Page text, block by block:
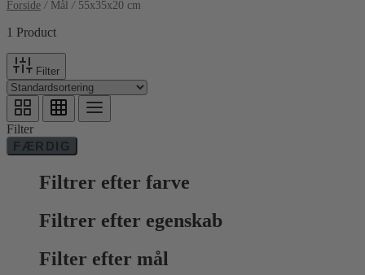
Forside /Mål /55x35x20 cm
1 Product
Filter
Filter
FÆRDIG
Filtrer efter farve
Filtrer efter egenskab
Filter efter mål